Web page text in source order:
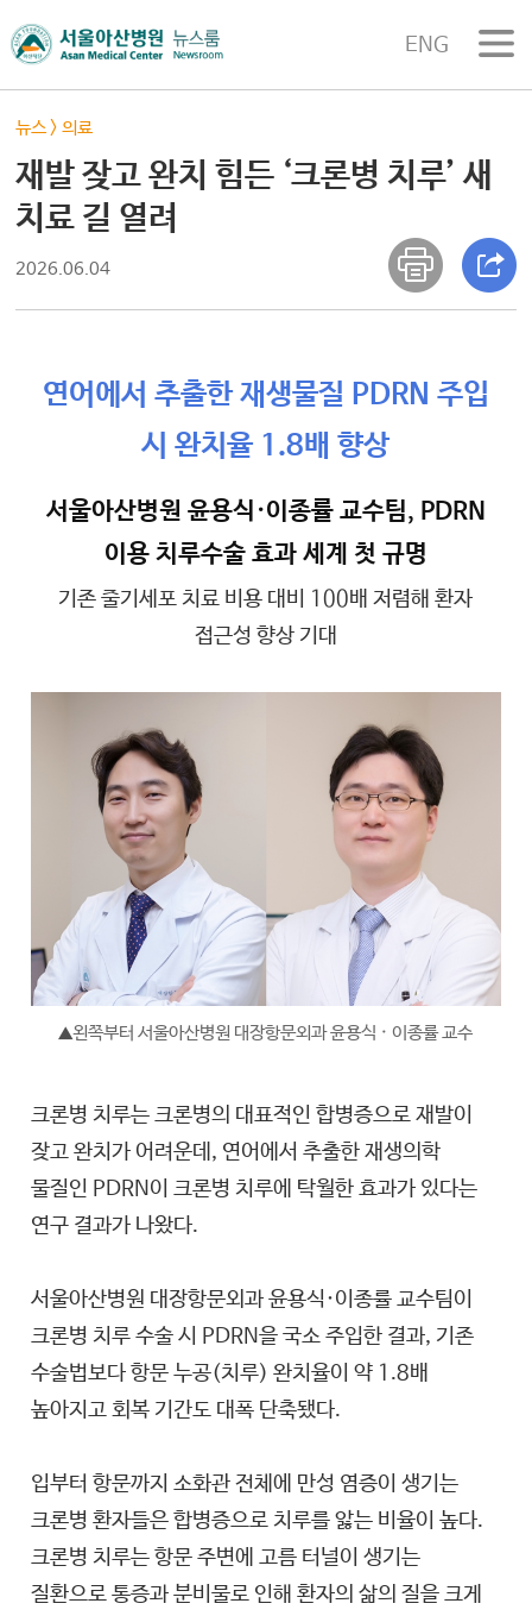
ENG
뉴스 >의료
재발 잦고 완치 힘든 ‘크론병 치루’ 새
치료 길 열려
2026.06.04
연어에서 추출한 재생물질 PDRN 주입
시 완치율 1.8배 향상
서울아산병원 윤용식·이종률 교수팀, PDRN
이용 치루수술 효과 세계 첫 규명
기존 줄기세포 치료 비용 대비 100배 저렴해 환자
접근성 향상 기대
▲왼쪽부터 서울아산병원 대장항문외과 윤용식 · 이종률 교수
크론병 치루는 크론병의 대표적인 합병증으로 재발이
잦고 완치가 어려운데, 연어에서 추출한 재생의학
물질인 PDRN이 크론병 치루에 탁월한 효과가 있다는
연구 결과가 나왔다.
서울아산병원 대장항문외과 윤용식·이종률 교수팀이
크론병 치루 수술 시 PDRN을 국소 주입한 결과, 기존
수술법보다 항문 누공(치루) 완치율이 약 1.8배
높아지고 회복 기간도 대폭 단축됐다.
입부터 항문까지 소화관 전체에 만성 염증이 생기는
크론병 환자들은 합병증으로 치루를 앓는 비율이 높다.
크론병 치루는 항문 주변에 고름 터널이 생기는
질환으로 통증과 분비물로 인해 환자의 삶의 질을 크게